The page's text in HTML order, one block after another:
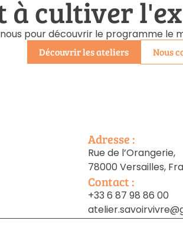
à cultiver
pour découvrir le programme le
Découvrir les ateliers Nous
Adresse :
Rue de l’Orangerie,
78000 Versailles,
Contact :
+33 6 87 98 86 00